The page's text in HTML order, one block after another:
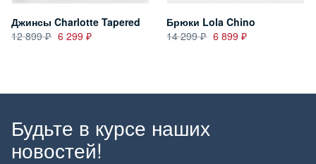
Джинсы Charlotte Tapered
12 899
6 299
Брюки Lola Chino
14 299
6 899
Будьте в курсе наших
новостей!